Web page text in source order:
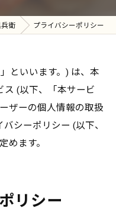
衛 プライバシーポリシー
といいます。) は、本
(以下、「本サービ
ザーの個人情報の取扱
シーポリシー (以下、
めます。
リシー